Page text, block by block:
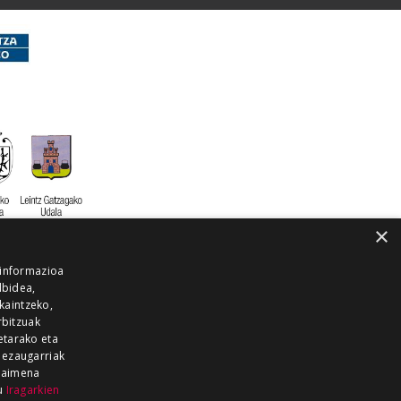
×
eta
Iragarkien